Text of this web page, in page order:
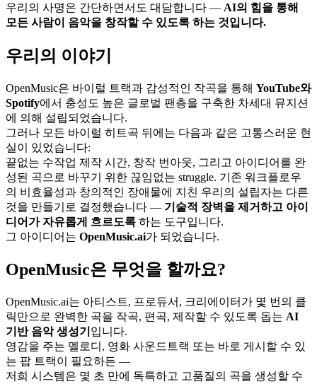
우리의 사명은 간단하면서도 대담합니다 — AI의 힘을 통해
모든 사람이 음악을 창작할 수 있도록 하는 것입니다.
우리의 이야기
OpenMusic은 바이럴 트랙과 감성적인 작곡을 통해 YouTube와
Spotify에서 충성도 높은 글로벌 팬층을 구축한 차세대 뮤지션
에 의해 설립되었습니다.
그러나 모든 바이럴 히트곡 뒤에는 다음과 같은 고통스러운 현
실이 있었습니다:
끝없는 수작업 제작 시간, 창작 번아웃, 그리고 아이디어를 완
성된 곡으로 바꾸기 위한 끊임없는 struggle. 기존 워크플로우
의 비효율성과 창의적인 장애물에 지친 우리의 설립자는 다른
것을 만들기로 결정했습니다 — 기술적 장벽을 제거하고 아이
디어가 자유롭게 흐르도록 하는 도구입니다.
그 아이디어는 OpenMusic.ai가 되었습니다.
OpenMusic은 무엇을 할까요?
OpenMusic.ai는 아티스트, 프로듀서, 크리에이터가 몇 번의 클
릭만으로 완벽한 곡을 작곡, 편곡, 제작할 수 있도록 돕는 AI
기반 음악 생성기 입니다.
영감을 주는 멜로디, 영화 사운드트랙 또는 바로 게시할 수 있
는 팝 트랙이 필요하든 —
저희 시스템은 몇 초 만에 독특하고 고품질의 곡을 생성할 수